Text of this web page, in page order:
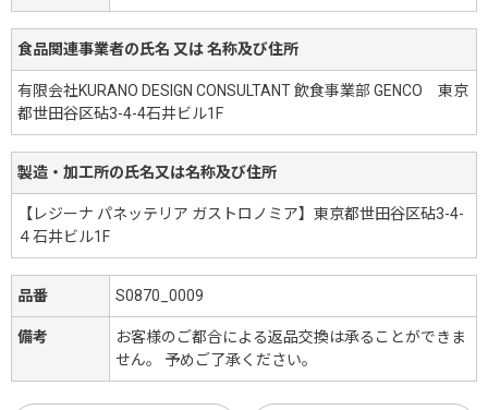
食品関連事業者の氏名 又は 名称及び住所
有限会社KURANO DESIGN CONSULTANT 飲食事業部 GENCO 東京
都世田谷区砧3-4-4石井ビル1F
製造・加工所の氏名又は名称及び住所
【レジーナ パネッテリア ガストロノミア】東京都世田谷区砧3-4-
４石井ビル1F
品番 S0870_0009
備考
お客様のご都合による返品交換は承ることができま
せん。 予めご了承ください。